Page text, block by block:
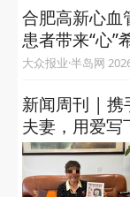
合肥高新心血
患者带来“心”
大众报
新闻周刊 | 携
夫妻，用爱写